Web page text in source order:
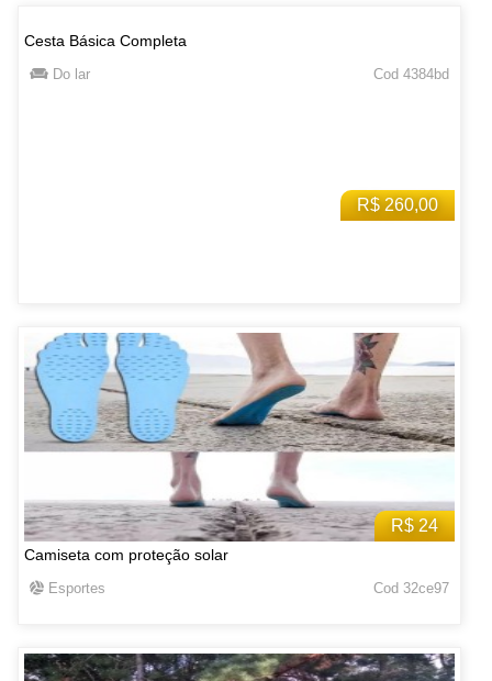
R$ 260,00
Cesta Básica Completa
Do lar Cod 4384bd
R$ 24
Camiseta com proteção solar
Esportes Cod 32ce97